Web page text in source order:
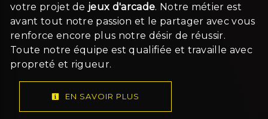
votre projet de jeux d'arcade. Notre métier est
avant tout notre passion et le partager avec vous
renforce encore plus notre désir de réussir.
Toute notre équipe est qualifiée et travaille avec
propreté et rigueur.
EN SAVOIR PLUS